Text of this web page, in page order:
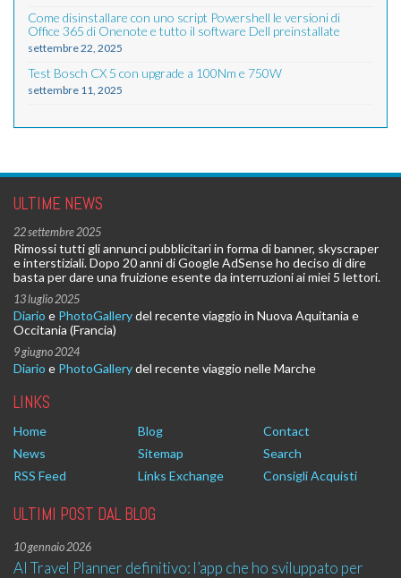
Come disinstallare con uno script Powershell le versioni di
Office 365 di Onenote e tutto il software Dell preinstallate
settembre 22, 2025
Test Bosch CX 5 con upgrade a 100Nm e 750W
settembre 11, 2025
ULTIME NEWS
22 settembre 2025
Rimossi tutti gli annunci pubblicitari in forma di banner, skyscraper
e interstiziali. Dopo 20 anni di Google AdSense ho deciso di dire
basta per dare una fruizione esente da interruzioni ai miei 5 lettori.
13 luglio 2025
Diario e PhotoGallerydel recente viaggio in Nuova Aquitania e
Occitania (Francia)
9 giugno 2024
Diario e PhotoGallerydel recente viaggio nelle Marche
LINKS
Home Blog
Contact
News
Sitemap
Search
RSS Feed
Links Exchange Consigli Acquisti
ULTIMI POST DAL BLOG
10 gennaio 2026
AI Travel Planner definitivo: l’app che ho sviluppato per